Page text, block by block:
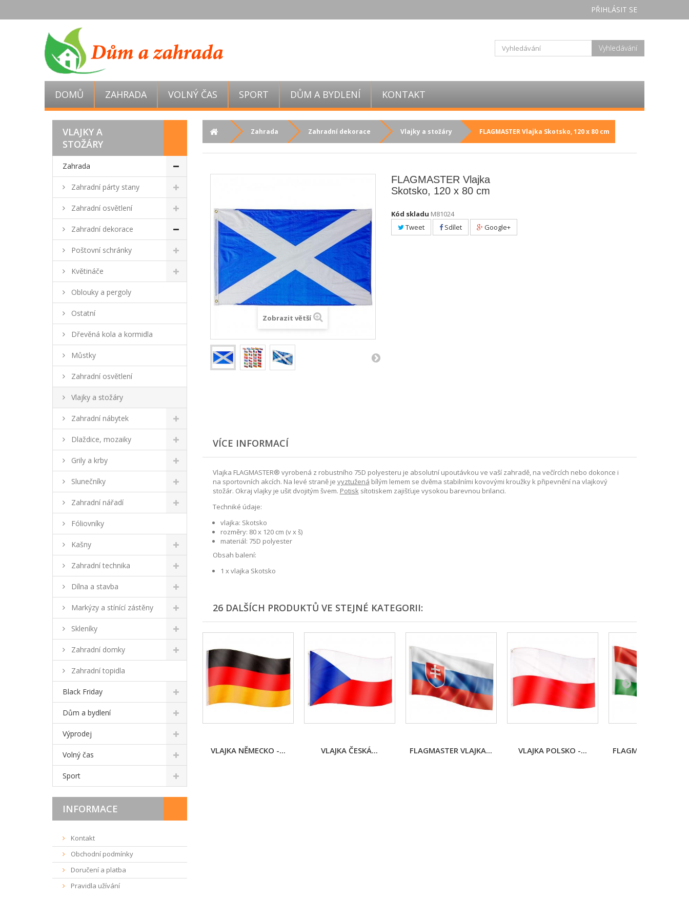
PŘIHLÁSIT SE
Vyhledávání
DOMŮ ZAHRADA VOLNÝ ČAS SPORT DŮM A BYDLENÍ KONTAKT
VLAJKY A
STOŽÁRY
Zahrada
Zahradní párty stany
Zahradní osvětlení
Zahradní dekorace
Poštovní schránky
Květináče
Oblouky a pergoly
Ostatní
Dřevěná kola a kormidla
Můstky
Zahradní osvětlení
Vlajky a stožáry
Zahradní nábytek
Dlaždice, mozaiky
Grily a krby
Slunečníky
Zahradní nářadí
Fóliovníky
Kašny
Zahradní technika
Dílna a stavba
Markýzy a stínící zástěny
Skleníky
Zahradní domky
Zahradní topidla
Black Friday
Dům a bydlení
Výprodej
Volný čas
Sport
INFORMACE
Kontakt
Obchodní podmínky
Doručení a platba
Pravidla užívání
Zahrada Zahradní dekorace Vlajky a stožáry FLAGMASTER Vlajka Skotsko, 120 x 80 cm
Zobrazit větší
FLAGMASTER Vlajka
Skotsko, 120 x 80 cm
Kód skladu M81024
Tweet
Sdílet Google+
VÍCE INFORMACÍ
Vlajka FLAGMASTER® vyrobená z robustního 75D polyesteru je absolutní upoutávkou ve vaší zahradě, na večírcích nebo dokonce i
na sportovních akcích. Na levé straně je vyztužená bílým lemem se dvěma stabilními kovovými kroužky k připevnění na vlajkový
stožár. Okraj vlajky je ušit dvojitým švem. Potisksítotiskem zajišťuje vysokou barevnou brilanci.
Techniké údaje:
vlajka: Skotsko
rozměry: 80 x 120 cm (v x š)
materiál: 75D polyester
Obsah balení:
1 x vlajka Skotsko
26 DALŠÍCH PRODUKTŮ VE STEJNÉ KATEGORII:
VLAJKA NĚMECKO -... VLAJKA ČESKÁ... FLAGMASTER VLAJKA... VLAJKA POLSKO -... FLAGMASTER